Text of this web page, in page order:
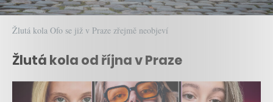
Žlutá kola Ofo se již v Praze zřejmě neobjeví
Žlutá kola od října v Praze